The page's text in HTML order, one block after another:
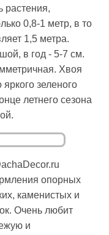
растения,
0,8-1 метр, в то
1,5 метра.
в год - 5-7 см.
Хвоя
зеленого
летнего сезона
опорных
каменистых и
Очень любит
и